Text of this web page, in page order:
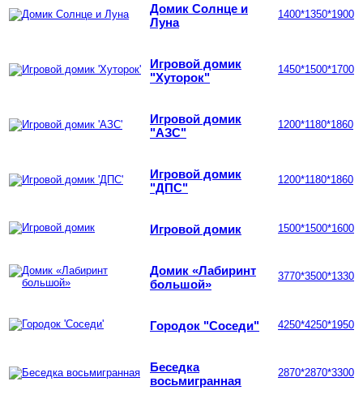
Домик Солнце и
Луна
1400*1350*1900
Игровой домик
"Хуторок"
1450*1500*1700
Игровой домик
"АЗС"
1200*1180*1860
Игровой домик
"ДПС"
1200*1180*1860
Игровой домик 1500*1500*1600
Домик «Лабиринт
большой»
3770*3500*1330
Городок "Соседи" 4250*4250*1950
Беседка
восьмигранная
2870*2870*3300